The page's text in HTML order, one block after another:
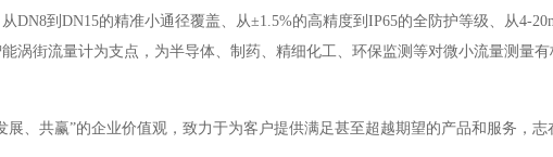
DN8到DN15的精准小通径覆盖、从±1.5%的高精度到IP65的全防护等级、从4-
涡街流量计为支点，为半导体、制药、精细化工、环保监测等对微小流量测量
展、共赢”的企业价值观，致力于为客户提供满足甚至超越期望的产品和服务，志